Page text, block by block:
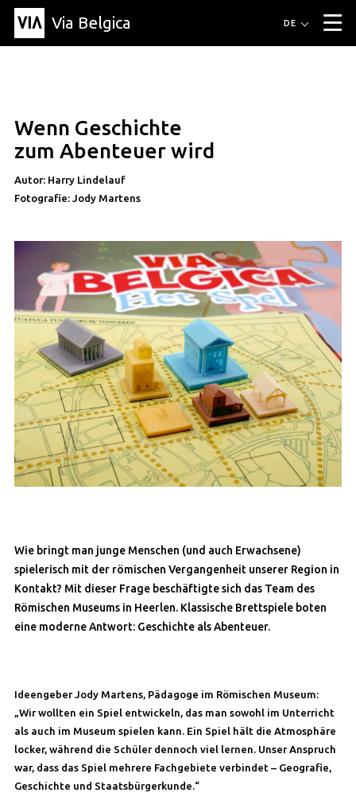
Via Belgica ▼
Artikel
Bildung
Rezept
Freunde
Über Via Belgica
DE
bildung
Wenn Geschichte
zum Abenteuer wird
Autor: Harry Lindelauf
Fotografie: Jody Martens
Wie bringt man junge Menschen (und auch Erwachsene)
spielerisch mit der römischen Vergangenheit unserer Region in
Kontakt? Mit dieser Frage beschäftigte sich das Team des
Römischen Museums in Heerlen. Klassische Brettspiele boten
eine moderne Antwort: Geschichte als Abenteuer.
Ideengeber Jody Martens, Pädagoge im Römischen Museum:
„Wir wollten ein Spiel entwickeln, das man sowohl im Unterricht
als auch im Museum spielen kann. Ein Spiel hält die Atmosphäre
locker, während die Schüler dennoch viel lernen. Unser Anspruch
war, dass das Spiel mehrere Fachgebiete verbindet – Geografie,
Geschichte und Staatsbürgerkunde.“